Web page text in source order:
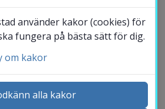
till dig som är intresserad av
och att vägleda andra till
val utifrån etiska principer.
begreppet
om hälsoteorier och pedagogiska
för att förstå
använder kakor (cookies) för
fungera på bästa sätt för dig.
om kakor
alla kakor